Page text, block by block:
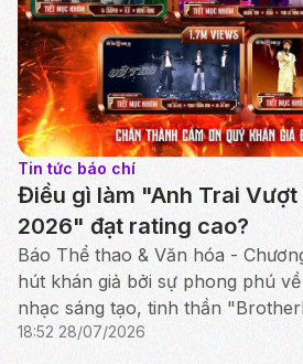
Tin tức báo chí
Điều gì làm "Anh Trai Vượt
2026" đạt rating cao?
Báo Thể thao & Văn hóa -
hút khán giả bởi sự phong phú
nhạc sáng tạo, tinh thần
18:52 28/07/2026